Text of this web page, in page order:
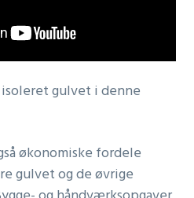
gulvet i denne
økonomiske fordele
gulvet og de øvrige